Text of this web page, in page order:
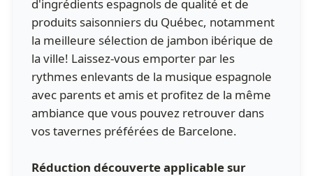
d'ingrédients espagnols de qualité et de
produits saisonniers du Québec, notamment
la meilleure sélection de jambon ibérique de
la ville! Laissez-vous emporter par les
rythmes enlevants de la musique espagnole
avec parents et amis et profitez de la même
ambiance que vous pouvez retrouver dans
vos tavernes préférées de Barcelone.
Réduction découverte applicable sur